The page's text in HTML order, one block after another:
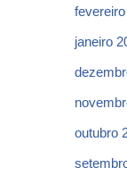
janeiro
outubro